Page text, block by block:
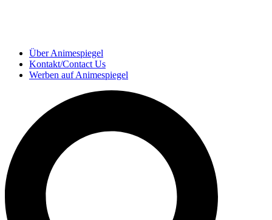
Über Animespiegel
Kontakt/Contact Us
Werben auf Animespiegel